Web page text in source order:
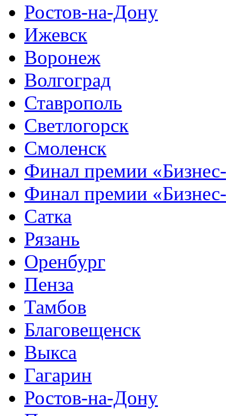
Ростов-на-Дону
Ижевск
Воронеж
Волгоград
Ставрополь
Светлогорск
Смоленск
Финал премии
Финал премии
Сатка
Рязань
Оренбург
Пенза
Тамбов
Благовещенск
Выкса
Гагарин
Ростов-на-Дону